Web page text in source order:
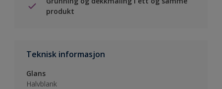
produkt
Teknisk informasjon
Glans
Halvblank